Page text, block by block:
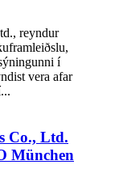
reyndur
í
vera afar
Co., Ltd.
München